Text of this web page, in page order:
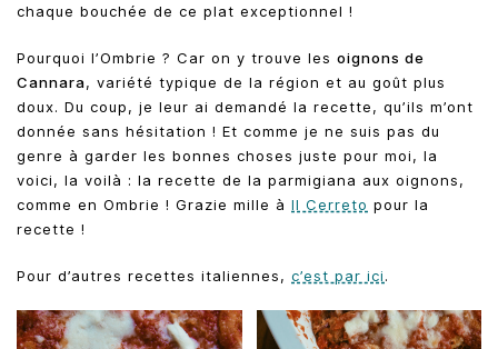
chaque bouchée de ce plat exceptionnel !
Pourquoi l’Ombrie ? Car on y trouve les oignons de
Cannara, variété typique de la région et au goût plus
doux. Du coup, je leur ai demandé la recette, qu’ils m’ont
donnée sans hésitation ! Et comme je ne suis pas du
genre à garder les bonnes choses juste pour moi, la
voici, la voilà : la recette de la parmigiana aux oignons,
comme en Ombrie ! Grazie mille à Il Cerreto pour la
recette !
Pour d’autres recettes italiennes, c’est par ici.